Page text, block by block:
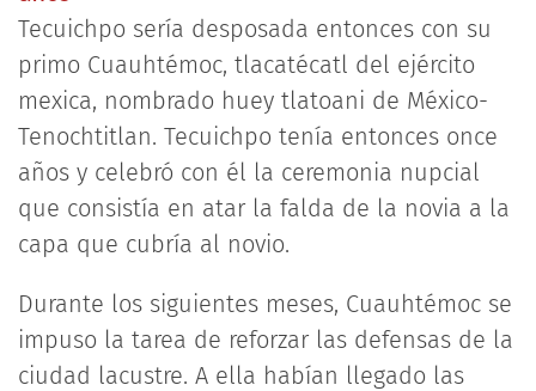
Tecuichpo sería desposada entonces con su
primo Cuauhtémoc, tlacatécatl del ejército
mexica, nombrado huey tlatoani de México-
Tenochtitlan. Tecuichpo tenía entonces once
años y celebró con él la ceremonia nupcial
que consistía en atar la falda de la novia a la
capa que cubría al novio.
Durante los siguientes meses, Cuauhtémoc se
impuso la tarea de reforzar las defensas de la
ciudad lacustre. A ella habían llegado las